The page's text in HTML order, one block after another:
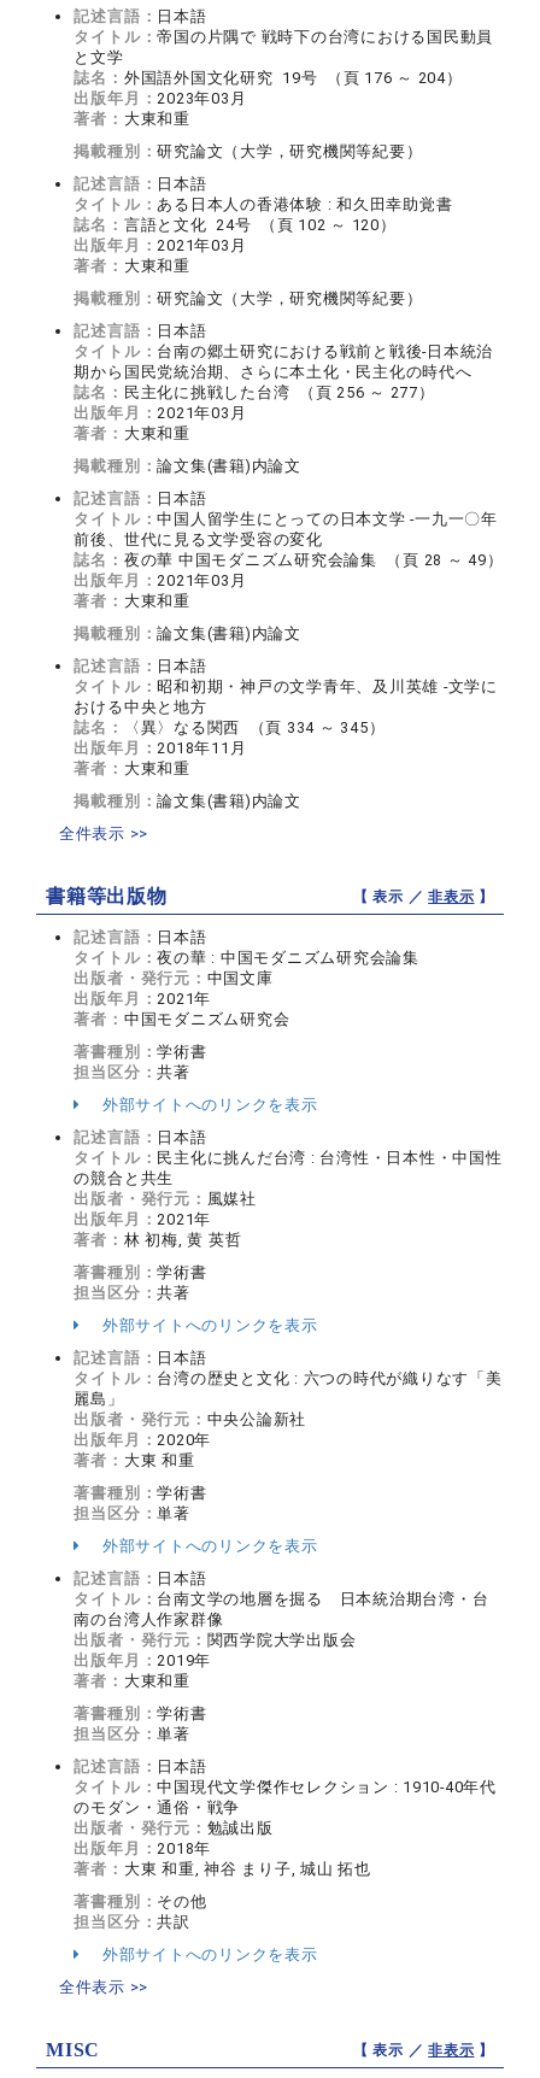
記述言語： 日本語
タイトル：帝国の片隅で 戦時下の台湾における国民動員
と文学
誌名： 外国語外国文化研究 19号 （頁 176 ～ 204）
出版年月：2023年03月
著者： 大東和重
掲載種別：研究論文（大学，研究機関等紀要）
記述言語： 日本語
タイトル：ある日本人の香港体験 : 和久田幸助覚書
誌名： 言語と文化 24号 （頁 102 ～ 120）
出版年月：2021年03月
著者： 大東和重
掲載種別：研究論文（大学，研究機関等紀要）
記述言語： 日本語
タイトル： 台南の郷土研究における戦前と戦後‐日本統治
期から国民党統治期、さらに本土化・民主化の時代へ
誌名： 民主化に挑戦した台湾 （頁 256 ～ 277）
出版年月：2021年03月
著者： 大東和重
掲載種別：論文集(書籍)内論文
記述言語： 日本語
タイトル：中国人留学生にとっての日本文学 ‐一九一〇年
前後、世代に見る文学受容の変化
誌名： 夜の華 中国モダニズム研究会論集 （頁 28 ～ 49）
出版年月：2021年03月
著者： 大東和重
掲載種別：論文集(書籍)内論文
記述言語： 日本語
タイトル： 昭和初期・神戸の文学青年、及川英雄 ‐文学に
おける中央と地方
誌名：
〈異〉なる関西 （頁 334 ～ 345）
出版年月：2018年11月
著者： 大東和重
掲載種別：論文集(書籍)内論文
全件表示 >>
書籍等出版物 【 表示 ／非表示 】
記述言語： 日本語
タイトル：夜の華 : 中国モダニズム研究会論集
出版者・発行元： 中国文庫
出版年月：2021年
著者： 中国モダニズム研究会
著書種別：学術書
担当区分：共著
外部サイトへのリンクを表示
記述言語： 日本語
タイトル： 民主化に挑んだ台湾 : 台湾性・日本性・中国性
の競合と共生
出版者・発行元： 風媒社
出版年月：2021年
著者： 林 初梅, 黄 英哲
著書種別：学術書
担当区分：共著
外部サイトへのリンクを表示
記述言語： 日本語
タイトル： 台湾の歴史と文化 : 六つの時代が織りなす「美
麗島」
出版者・発行元： 中央公論新社
出版年月：2020年
著者： 大東 和重
著書種別：学術書
担当区分：単著
外部サイトへのリンクを表示
記述言語： 日本語
タイトル： 台南文学の地層を掘る 日本統治期台湾・台
南の台湾人作家群像
出版者・発行元： 関西学院大学出版会
出版年月：2019年
著者： 大東和重
著書種別：学術書
担当区分：単著
記述言語： 日本語
タイトル：中国現代文学傑作セレクション : 1910-40年代
のモダン・通俗・戦争
出版者・発行元： 勉誠出版
出版年月：2018年
著者： 大東 和重, 神谷 まり子, 城山 拓也
著書種別： その他
担当区分：共訳
外部サイトへのリンクを表示
全件表示 >>
MISC 【 表示 ／非表示 】